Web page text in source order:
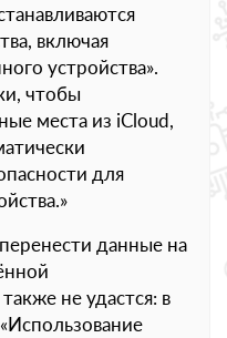
включая
устройства».
чтобы
места из iCloud,
для
данные на
не удастся: в